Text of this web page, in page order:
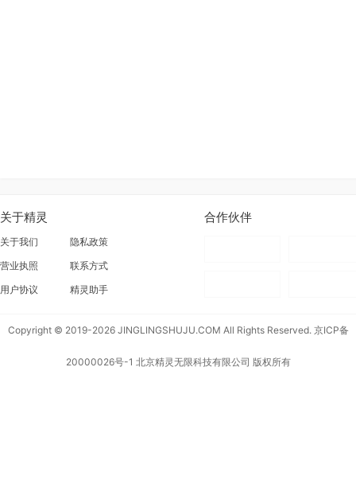
关于精灵
关于我们
营业执照
用户协议
隐私政策
联系方式
精灵助手
合作伙伴
Copyright © 2019-2026 JINGLINGSHUJU.COM All Rights Reserved.京ICP备
20000026号-1 北京精灵无限科技有限公司 版权所有